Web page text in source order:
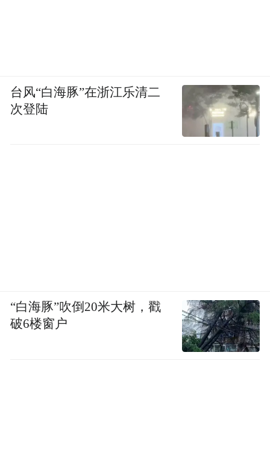
台风“白海豚”在浙江乐清二
次登陆
“白海豚”吹倒20米大树，戳
破6楼窗户